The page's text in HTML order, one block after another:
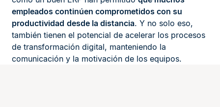
empleados continúen comprometidos con su
productividad desde la distancia. Y no solo eso,
también tienen el potencial de acelerar los procesos
de transformación digital, manteniendo la
comunicación y la motivación de los equipos.